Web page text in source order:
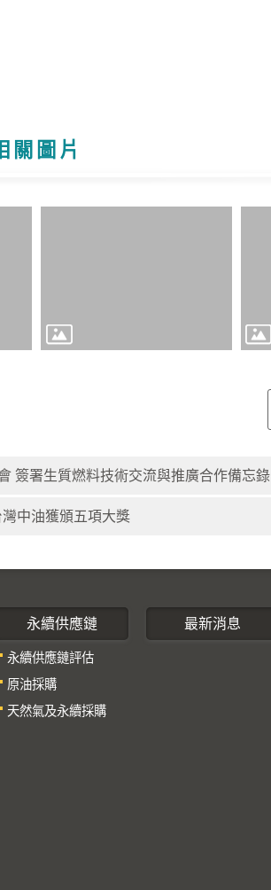
關圖片
簽署生質燃料技術交流與推廣合作備忘錄
中油獲頒五項大獎
永續供應鏈
永續供應鏈評估
原油採購
天然氣及永續採購
最新消息